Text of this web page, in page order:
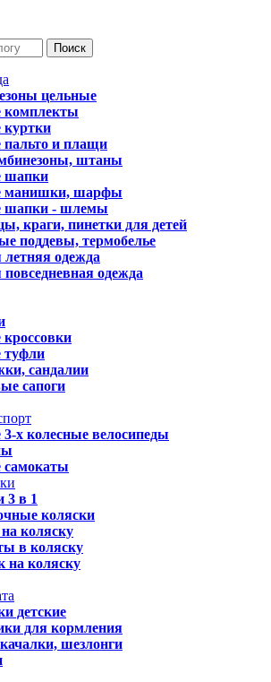
Поиск
цельные
комплекты
куртки
пальто и плащи
штаны
шапки
манишки, шарфы
шапки - шлемы
краги, пинетки для детей
поддевы, термобелье
летняя одежда
повседневная одежда
кроссовки
туфли
сандалии
сапоги
3-х колесные велосипеды
самокаты
3 в 1
коляски
коляску
в коляску
на коляску
детские
для кормления
шезлонги